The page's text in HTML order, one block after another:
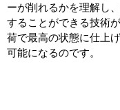
ーが削れるかを理解し
することができる技術
荷で最高の状態に仕上
可能になるのです。